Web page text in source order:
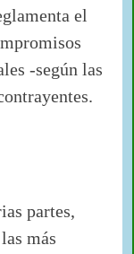
el
-según las
partes,
más